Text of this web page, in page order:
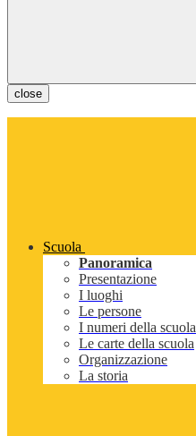
close
Scuola
Panoramica
Presentazione
I luoghi
Le persone
I numeri della scuola
Le carte della scuola
Organizzazione
La storia